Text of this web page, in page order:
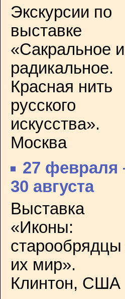
Экскурсии по
выставке
«Сакральное и
радикальное.
Красная нить
русского
искусства».
Москва
27 февраля
30 августа
Выставка
«Иконы:
старообрядцы
их мир».
Клинтон, США